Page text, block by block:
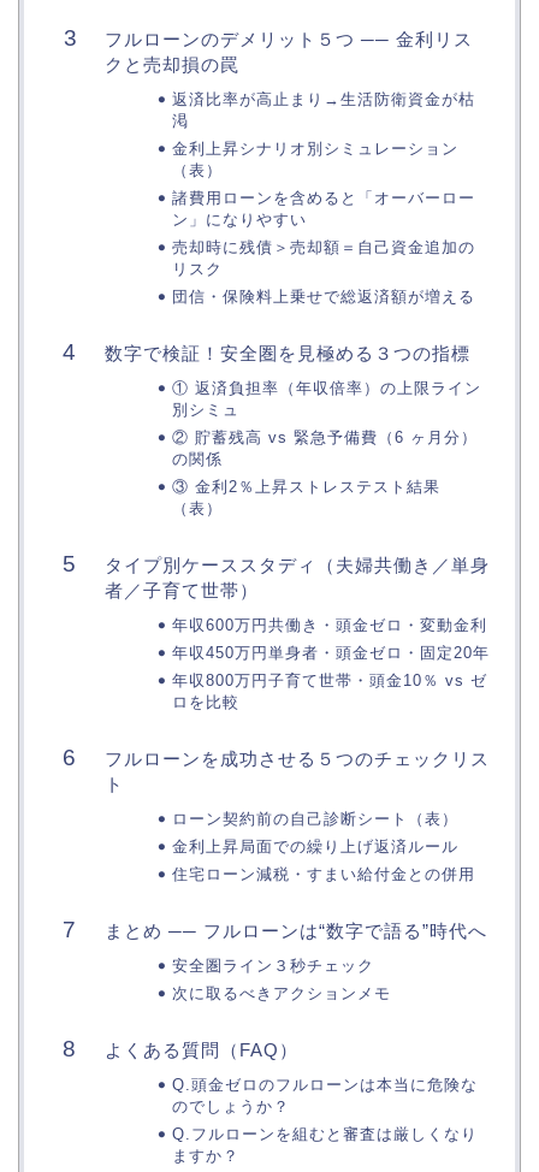
フルローンのデメリット５つ ── 金利リス
クと売却損の罠
返済比率が高止まり→生活防衛資金が枯
渇
金利上昇シナリオ別シミュレーション
（表）
諸費用ローンを含めると「オーバーロー
ン」になりやすい
売却時に残債＞売却額＝自己資金追加の
リスク
団信・保険料上乗せで総返済額が増える
数字で検証！安全圏を見極める３つの指標
① 返済負担率（年収倍率）の上限ライン
別シミュ
② 貯蓄残高 vs 緊急予備費（6 ヶ月分）
の関係
③ 金利2％上昇ストレステスト結果
（表）
タイプ別ケーススタディ（夫婦共働き／単身
者／子育て世帯）
年収600万円共働き・頭金ゼロ・変動金利
年収450万円単身者・頭金ゼロ・固定20年
年収800万円子育て世帯・頭金10％ vs ゼ
ロを比較
フルローンを成功させる５つのチェックリス
ト
ローン契約前の自己診断シート（表）
金利上昇局面での繰り上げ返済ルール
住宅ローン減税・すまい給付金との併用
まとめ ── フルローンは“数字で語る”時代へ
安全圏ライン３秒チェック
次に取るべきアクションメモ
よくある質問（FAQ）
Q.頭金ゼロのフルローンは本当に危険な
のでしょうか？
Q.フルローンを組むと審査は厳しくなり
ますか？